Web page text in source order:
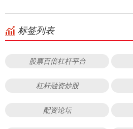
标签列表
股票百倍杠杆平台
杠杆融资炒股
配资论坛